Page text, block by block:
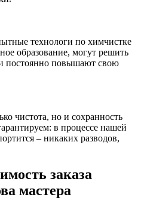
технологи по химчистке
образование, могут решить
постоянно повышают свою
чистота, но и сохранность
в процессе нашей
– никаких разводов,
заказа
мастера​